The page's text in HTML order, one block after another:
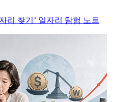
리 찾기’ 일자리 탐험 노트